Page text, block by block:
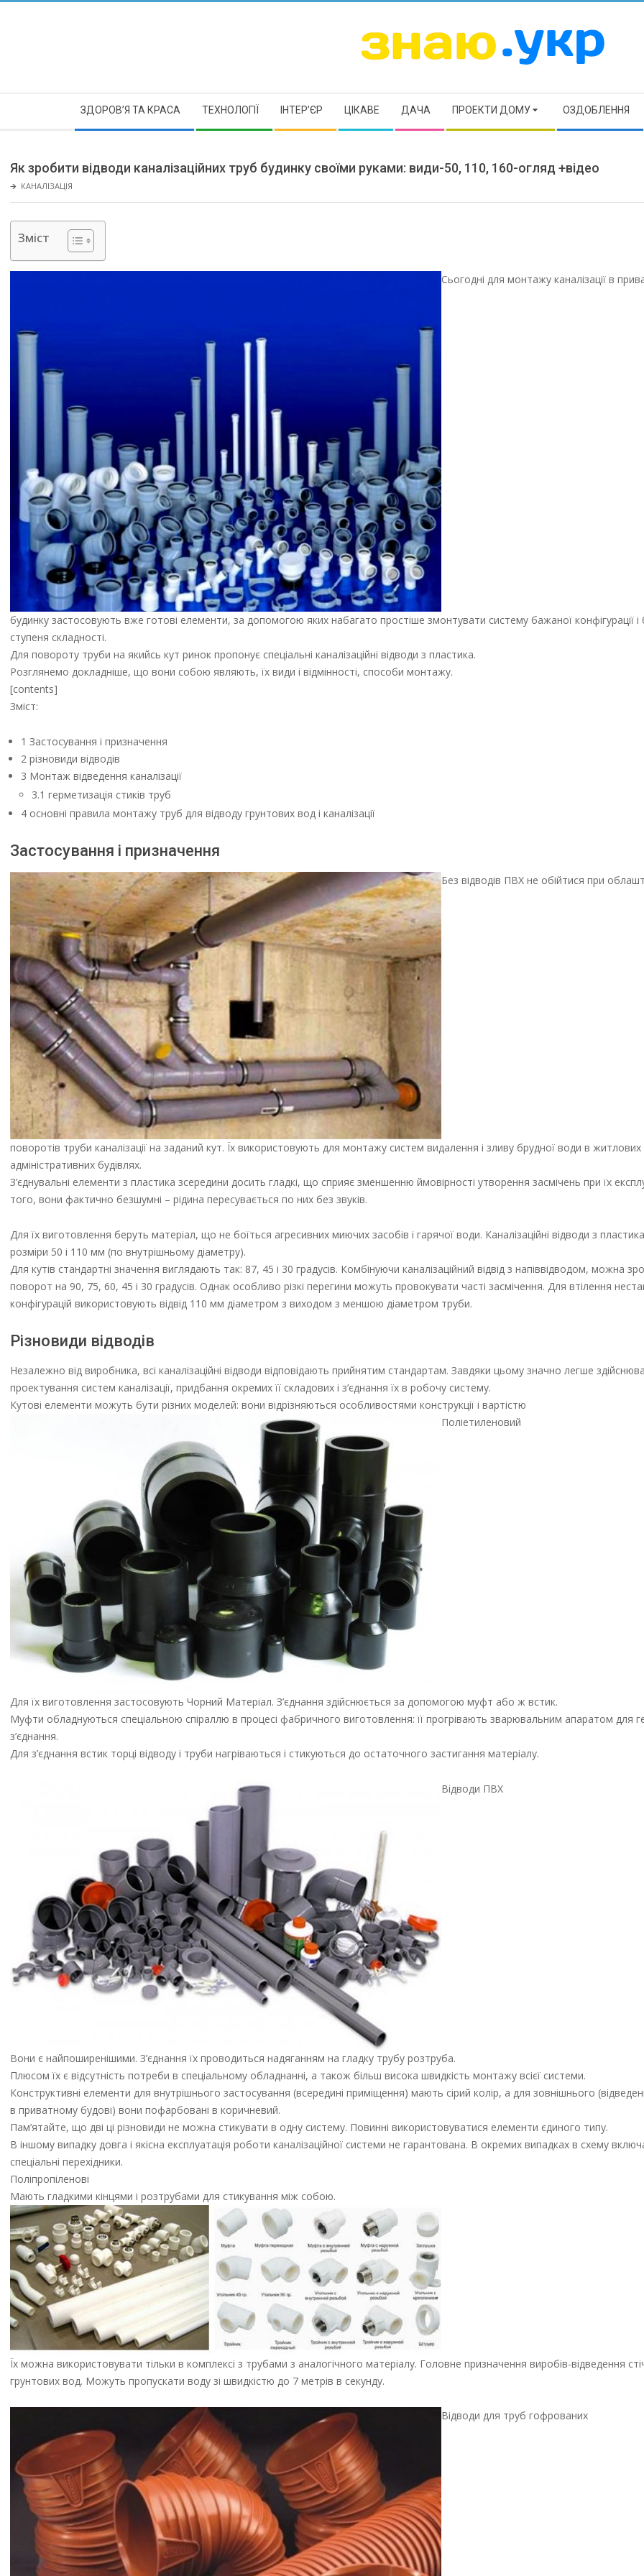
ЗНАЮ
ЗДОРОВ’Я ТА КРАСА ТЕХНОЛОГІЇ ІНТЕР’ЄР ЦІКАВЕ ДАЧА ПРОЕКТИ ДОМУ ОЗДОБЛЕННЯ
Як зробити відводи каналізаційних труб будинку своїми руками: види-50, 110, 160-огляд +відео
🡲 КАНАЛІЗАЦІЯ
Зміст
Сьогодні для монтажу каналізації в
будинку застосовують вже готові елементи, за допомогою яких набагато простіше змонтувати систему бажаної конфігурації і
ступеня складності.
Для повороту труби на якийсь кут ринок пропонує спеціальні каналізаційні відводи з пластика.
Розглянемо докладніше, що вони собою являють, їх види і відмінності, способи монтажу.
[contents]
Зміст:
1 Застосування і призначення
2 різновиди відводів
3 Монтаж відведення каналізації
3.1 герметизація стиків труб
4 основні правила монтажу труб для відводу грунтових вод і каналізації
Застосування і призначення
Без відводів ПВХ не обійтися при
поворотів труби каналізації на заданий кут. Їх використовують для монтажу систем видалення і зливу брудної води в житлових
адміністративних будівлях.
З’єднувальні елементи з пластика зсередини досить гладкі, що сприяє зменшенню ймовірності утворення засмічень при їх
того, вони фактично безшумні – рідина пересувається по них без звуків.
Для їх виготовлення беруть матеріал, що не боїться агресивних миючих засобів і гарячої води. Каналізаційні відводи з
розміри 50 і 110 мм (по внутрішньому діаметру).
Для кутів стандартні значення виглядають так: 87, 45 і 30 градусів. Комбінуючи каналізаційний відвід з напіввідводом, можна
поворот на 90, 75, 60, 45 і 30 градусів. Однак особливо різкі перегини можуть провокувати часті засмічення. Для втілення
конфігурацій використовують відвід 110 мм діаметром з виходом з меншою діаметром труби.
Різновиди відводів
Незалежно від виробника, всі каналізаційні відводи відповідають прийнятим стандартам. Завдяки цьому значно легше
проектування систем каналізації, придбання окремих її складових і з’єднання їх в робочу систему.
Кутові елементи можуть бути різних моделей: вони відрізняються особливостями конструкції і вартістю
Поліетиленовий
Для їх виготовлення застосовують Чорний Матеріал. З’єднання здійснюється за допомогою муфт або ж встик.
Муфти обладнуються спеціальною спіраллю в процесі фабричного виготовлення: її прогрівають зварювальним апаратом для
з’єднання.
Для з’єднання встик торці відводу і труби нагріваються і стикуються до остаточного застигання матеріалу.
Відводи ПВХ
Вони є найпоширенішими. З’єднання їх проводиться надяганням на гладку трубу розтруба.
Плюсом їх є відсутність потреби в спеціальному обладнанні, а також більш висока швидкість монтажу всієї системи.
Конструктивні елементи для внутрішнього застосування (всередині приміщення) мають сірий колір, а для зовнішнього
в приватному будові) вони пофарбовані в коричневий.
Пам’ятайте, що дві ці різновиди не можна стикувати в одну систему. Повинні використовуватися елементи єдиного типу.
В іншому випадку довга і якісна експлуатація роботи каналізаційної системи не гарантована. В окремих випадках в схему
спеціальні перехідники.
Поліпропіленові
Мають гладкими кінцями і розтрубами для стикування між собою.
Їх можна використовувати тільки в комплексі з трубами з аналогічного матеріалу. Головне призначення виробів-відведення
грунтових вод. Можуть пропускати воду зі швидкістю до 7 метрів в секунду.
Відводи для труб гофрованих